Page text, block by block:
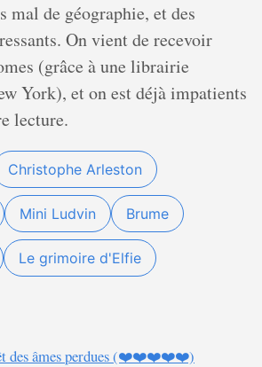
mal de géographie, et des
On vient de recevoir
(grâce à une librairie
York), et on est déjà impatients
lecture.
Christophe Arleston
Mini Ludvin Brume
Le grimoire d'Elfie
des âmes perdues (❤️❤️❤️❤️❤️)